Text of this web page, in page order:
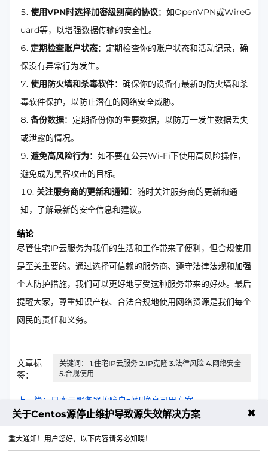
使用VPN时选择加密级别高的协议：如OpenVPN或WireG
uard等，以增强数据传输的安全性。
定期检查账户状态：定期检查你的账户状态和活动记录，确
保没有异常行为发生。
使用防火墙和杀毒软件：确保你的设备有最新的防火墙和杀
毒软件保护，以防止潜在的网络安全威胁。
备份数据：定期备份你的重要数据，以防万一发生数据丢失
或泄露的情况。
避免高风险行为：如不要在公共Wi-Fi下使用高风险操作，
避免成为黑客攻击的目标。
关注服务商的更新和通知：随时关注服务商的更新和通
知，了解最新的安全信息和建议。
结论
尽管住宅IP云服务为我们的生活和工作带来了便利，但合规使用
是至关重要的。通过选择可信赖的服务商、遵守法律法规和加强
个人防护措施，我们可以更好地享受这种服务带来的好处。最后
提醒大家，尊重知识产权、合法合规地使用网络资源是我们每个
网民的责任和义务。
文章标
签：
关键词： 1.住宅IP云服务 2.IP克隆 3.法律风险 4.网络安全
5.合规使用
上一篇：日本云服务器故障自动切换高可用方案
关于Centos源停止维护导致源失效解决方案 ✖
重大通知！用户您好，以下内容请务必知晓！